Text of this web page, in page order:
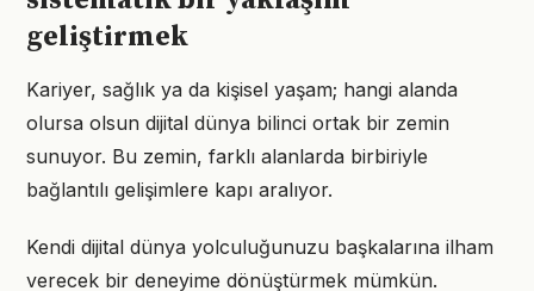
geliştirmek
Kariyer, sağlık ya da kişisel yaşam; hangi alanda
olursa olsun dijital dünya bilinci ortak bir zemin
sunuyor. Bu zemin, farklı alanlarda birbiriyle
bağlantılı gelişimlere kapı aralıyor.
Kendi dijital dünya yolculuğunuzu başkalarına ilham
verecek bir deneyime dönüştürmek mümkün.